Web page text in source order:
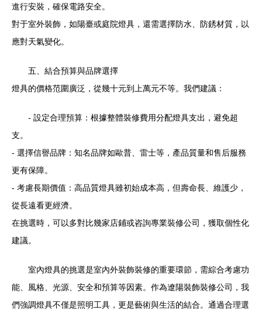
進行安裝，確保電路安全。
對于室外裝飾，如陽臺或庭院燈具，還需選擇防水、防銹材質，以
應對天氣變化。
五、結合預算與品牌選擇
燈具的價格范圍廣泛，從幾十元到上萬元不等。我們建議：
- 設定合理預算：根據整體裝修費用分配燈具支出，避免超
支。
- 選擇信譽品牌：知名品牌如歐普、雷士等，產品質量和售后服務
更有保障。
- 考慮長期價值：高品質燈具雖初始成本高，但壽命長、維護少，
從長遠看更經濟。
在挑選時，可以多對比幾家店鋪或咨詢專業裝修公司，獲取個性化
建議。
室內燈具的挑選是室內外裝飾裝修的重要環節，需綜合考慮功
能、風格、光源、安全和預算等因素。作為遼陽裝飾裝修公司，我
們強調燈具不僅是照明工具，更是藝術與生活的結合。通過合理選